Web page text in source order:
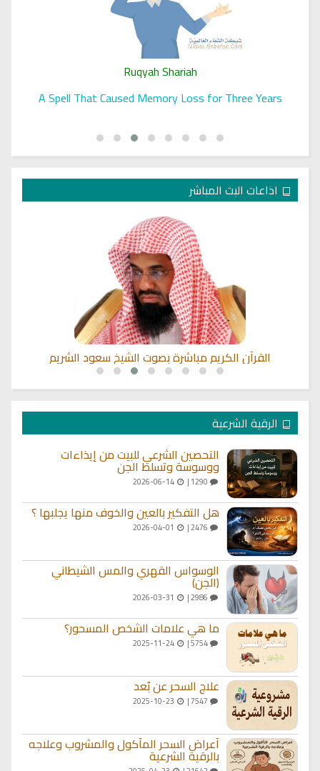
Ruqyah Shariah
A Spell That Caused Memory Loss for Three Years
اذاعات البث المباشر
القرآن الكريم مباشرة بصوت الشيخ سعود الشريم
الرقية الشرعية
التحصين الشرعي للبيت من إيذاءات
ووسوسة وتسلط الجن
2026-06-14
هل التفكير بالعين والخوف منها يجلبها ؟
الوسواس القهري والمس الشيطاني
(الجن)
ما هي علامات الشخص المسحور؟
5754 |
2025-11-24
علاج السحر عن بُعد
أعراض السحر المأكول والمشروب وعلاجه
بالرقية الشرعية